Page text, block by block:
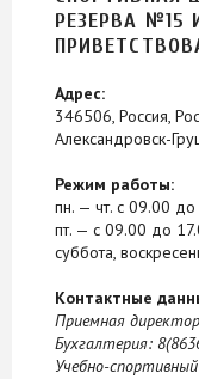
РЕЗЕРВА №15
Адрес:
346506, Россия,
Александровск-
Режим работы:
пн. — чт. с 09.00
пт. — с 09.00 до
суббота,
Контактные
Приемная
Бухгалтерия:
Учебно-